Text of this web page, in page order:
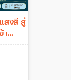
สงสี สู่
า